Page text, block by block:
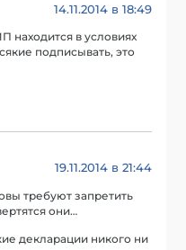
14.11.2014 в 18:49
находится в условиях
подписывать, это
19.11.2014 в 21:44
требуют запретить
они…
декларации никого ни